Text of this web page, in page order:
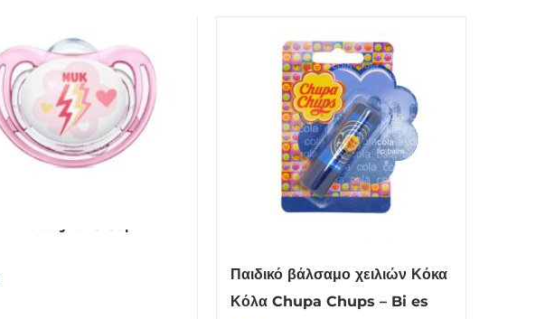
έχει
πολλαπλές
παραλλαγές.
Οι
επιλογές
επιλεγούν
έχει
πολλαπλές
παραλλαγές.
Οι
επιλογές
μπορούν
να
σελίδα
του
Παιδικό βάλσαμο χειλιών Κόκα
Κόλα Chupa Chups – Bi es